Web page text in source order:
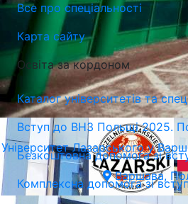
Університет Лазарського у
Варшава,
Все про спеціальності
Карта сайту
Освіта за кордоном
Каталог університетів та
Вступ до ВНЗ Польщі 2025.
Безкоштовна допомога зі
Комплексна допомога зі